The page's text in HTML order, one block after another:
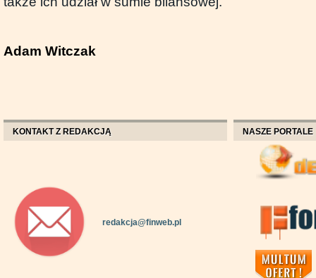
Adam Witczak
KONTAKT Z REDAKCJĄ
redakcja@finweb.pl
NASZE PORTALE